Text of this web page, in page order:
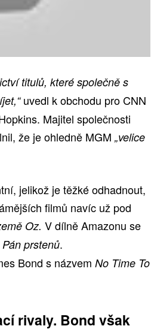
titulů, které společně s
uvedl k obchodu pro CNN
Majitel společnosti
že je ohledně MGM „velice
jelikož je těžké odhadnout,
filmů navíc už pod
Oz. V dílně Amazonu se
Pán prstenů.
Bond s názvem No Time To
rivaly. Bond však